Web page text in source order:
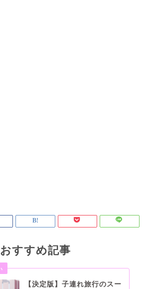
おすすめ記事
【決定版】子連れ旅行のスー